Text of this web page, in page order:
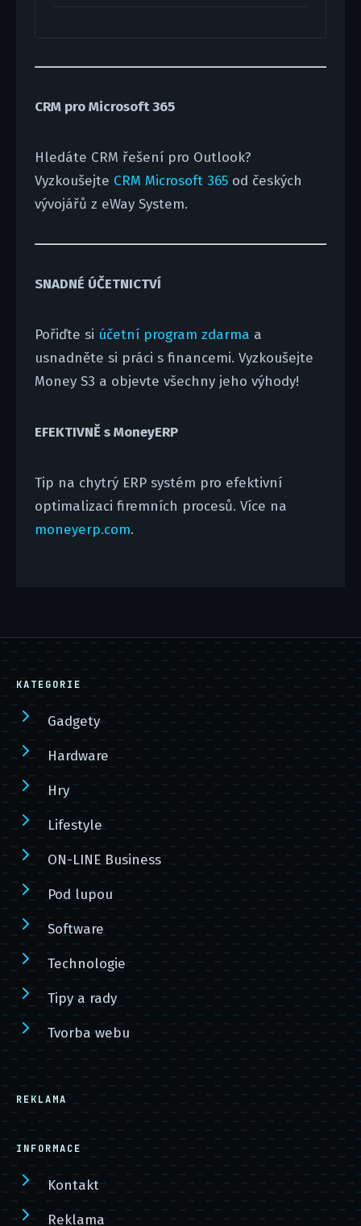
CRM pro Microsoft 365
Hledáte CRM řešení pro Outlook?
Vyzkoušejte CRM Microsoft 365od českých
vývojářů z eWay System.
SNADNÉ ÚČETNICTVÍ
Pořiďte si účetní program zdarma a
usnadněte si práci s financemi. Vyzkoušejte
Money S3 a objevte všechny jeho výhody!
EFEKTIVNĚ s MoneyERP
Tip na chytrý ERP systém pro efektivní
optimalizaci firemních procesů. Více na
moneyerp.com.
KATEGORIE
Gadgety
Hardware
Hry
Lifestyle
ON-LINE Business
Pod lupou
Software
Technologie
Tipy a rady
Tvorba webu
REKLAMA
INFORMACE
Kontakt
Reklama